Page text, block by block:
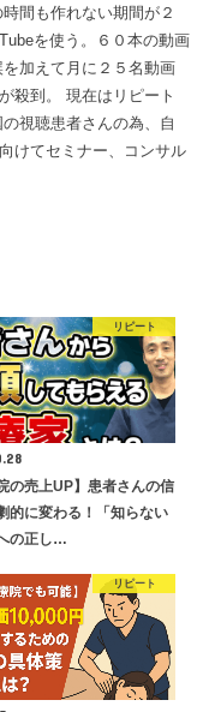
間も作れない期間が２
を使う。６０本の動画
加えて月に２５名動画
殺到。 現在はリピート
視聴患者さんの為、自
けてセミナー、コンサル
リピート
の売上UP】患者さんの信
的に変わる！「知らない
の正し…
リピート